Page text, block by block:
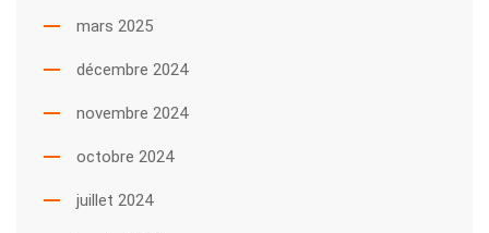
mars 2025
décembre 2024
novembre 2024
octobre 2024
juillet 2024